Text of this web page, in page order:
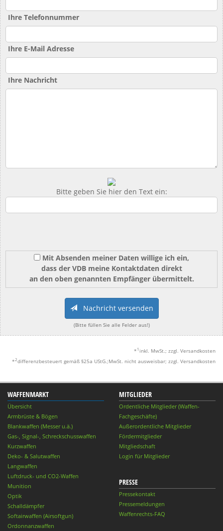
Ihre Telefonnummer
Ihre E-Mail Adresse
Ihre Nachricht
Bitte geben Sie hier den Text ein:
Mit Absenden meiner Daten willige ich ein,
dass der VDB meine Kontaktdaten direkt
an den oben genannten Empfänger übermittelt.
Nachricht versenden
(Bitte füllen Sie alle Felder aus!)
* 1 inkl. MwSt.; zzgl. Versandkosten
*2differenzbesteuert gemäß §25a UStG.;MwSt. nicht ausweisbar; zzgl. Versandkosten
WAFFENMARKT
Übersicht
Armbrüste & Bögen
Blankwaffen (Messer u.ä.)
Gas-, Signal-, Schreckschusswaffen
Kurzwaffen
Deko- & Salutwaffen
Langwaffen
Luftdruck- und CO2-Waffen
Munition
Optik
Schalldämpfer
Softairwaffen (Airsoftgun)
Ordonnanzwaffen
MITGLIEDER
Ordentliche Mitglieder (Waffen-
Fachgeschäfte)
Außerordentliche Mitglieder
Fördermitglieder
Mitgliedschaft
Login für Mitglieder
PRESSE
Pressekontakt
Pressemeldungen
Waffenrechts-FAQ